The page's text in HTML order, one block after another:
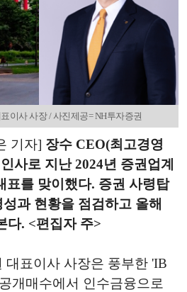
이사 사장 / 사진제공= NH투자증권
기자] 장수 CEO(최고경영
사로 지난 2024년 증권업계
표를 맞이했다. 증권 사령탑
과 현황을 점검하고 올해
다. <편집자 주>
대표이사 사장은 풍부한 'IB
개매수에서 인수금융으로